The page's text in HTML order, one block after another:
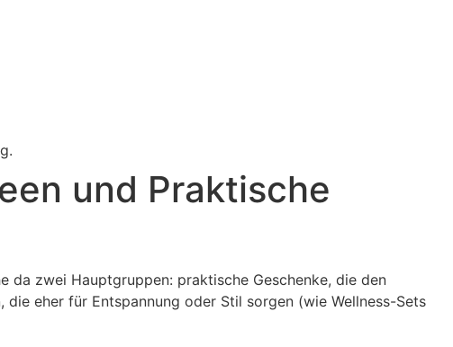
und Praktische
da zwei Hauptgruppen: praktische Geschenke, die den
eher für Entspannung oder Stil sorgen (wie Wellness-Sets